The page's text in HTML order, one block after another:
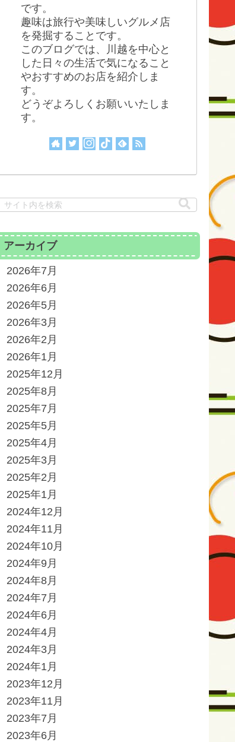
です。
趣味は旅行や美味しいグルメ店
を発掘することです。
このブログでは、川越を中心と
した日々の生活で気になること
やおすすめのお店を紹介しま
す。
どうぞよろしくお願いいたしま
す。
アーカイブ
2026年7月
2026年6月
2026年5月
2026年3月
2026年2月
2026年1月
2025年12月
2025年8月
2025年7月
2025年5月
2025年4月
2025年3月
2025年2月
2025年1月
2024年12月
2024年11月
2024年10月
2024年9月
2024年8月
2024年7月
2024年6月
2024年4月
2024年3月
2024年1月
2023年12月
2023年11月
2023年7月
2023年6月